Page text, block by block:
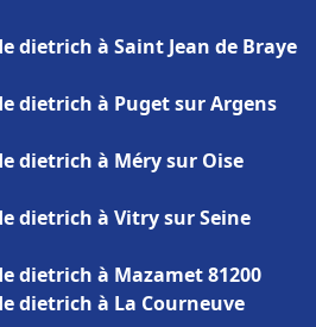
dietrich à Saint Jean de Braye
dietrich à Puget sur Argens
dietrich à Méry sur Oise
dietrich à Vitry sur Seine
dietrich à Mazamet 81200
dietrich à La Courneuve